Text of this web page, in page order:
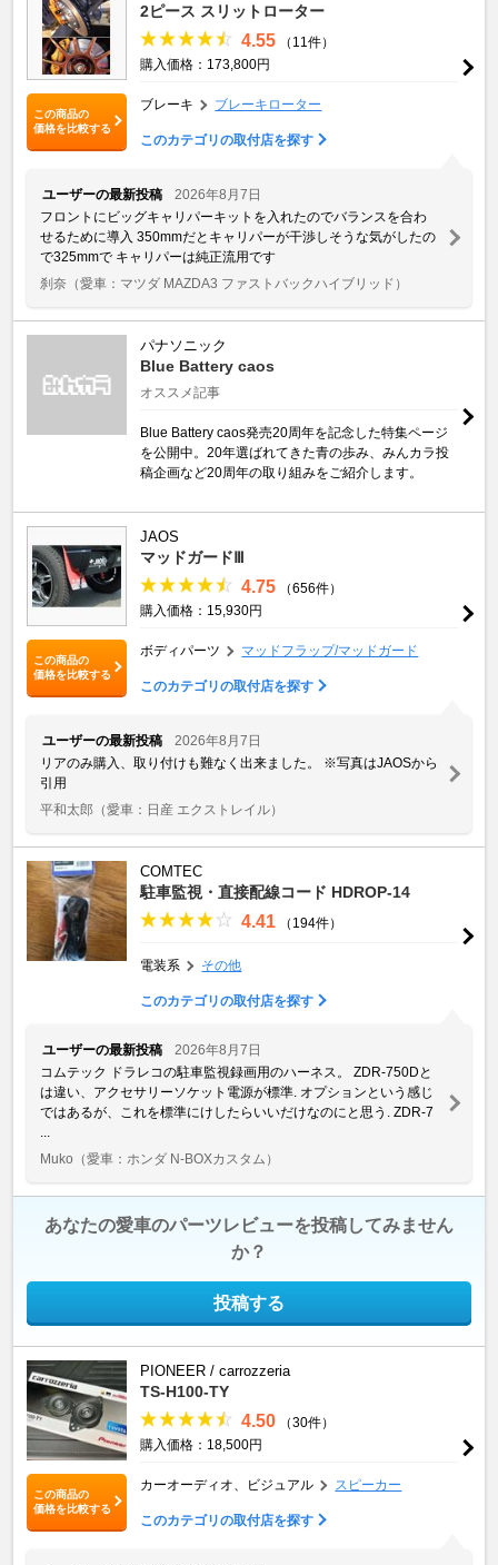
この商品の
価格を比較する
2ピース スリットローター
4.55
（11件）
購入価格：173,800円
ブレーキ ブレーキローター
このカテゴリの取付店を探す
ユーザーの最新投稿
2026年8月7日
フロントにビッグキャリパーキットを入れたのでバランスを合わ
せるために導入 350mmだとキャリパーが干渉しそうな気がしたの
で325mmで キャリパーは純正流用です
刹奈 （愛車：マツダ MAZDA3 ファストバックハイブリッド）
パナソニック
Blue Battery caos
オススメ記事
Blue Battery caos発売20周年を記念した特集ページ
を公開中。20年選ばれてきた青の歩み、みんカラ投
稿企画など20周年の取り組みをご紹介します。
この商品の
価格を比較する
JAOS
マッドガードⅢ
4.75
（656件）
購入価格：15,930円
ボディパーツ マッドフラップ/マッドガード
このカテゴリの取付店を探す
ユーザーの最新投稿
2026年8月7日
リアのみ購入、取り付けも難なく出来ました。 ※写真はJAOSから
引用
平和太郎 （愛車：日産 エクストレイル）
COMTEC
駐車監視・直接配線コード HDROP-14
4.41 （194件）
電装系 その他
このカテゴリの取付店を探す
ユーザーの最新投稿
2026年8月7日
コムテック ドラレコの駐車監視録画用のハーネス。 ZDR-750Dと
は違い、アクセサリーソケット電源が標準. オプションという感じ
ではあるが、これを標準にけしたらいいだけなのにと思う. ZDR-7
Muko （愛車：ホンダ N-BOXカスタム）
あなたの愛車のパーツレビューを投稿してみません
か？
投稿する
この商品の
価格を比較する
PIONEER / carrozzeria
TS-H100-TY
4.50
（30件）
購入価格：18,500円
カーオーディオ、ビジュアル スピーカー
このカテゴリの取付店を探す